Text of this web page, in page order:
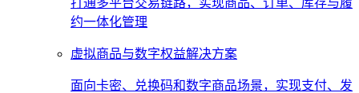
打通多平台交易链路，实现商品、订单、库存与履
约一体化管理
虚拟商品与数字权益解决方案
面向卡密、兑换码和数字商品场景，实现支付、发